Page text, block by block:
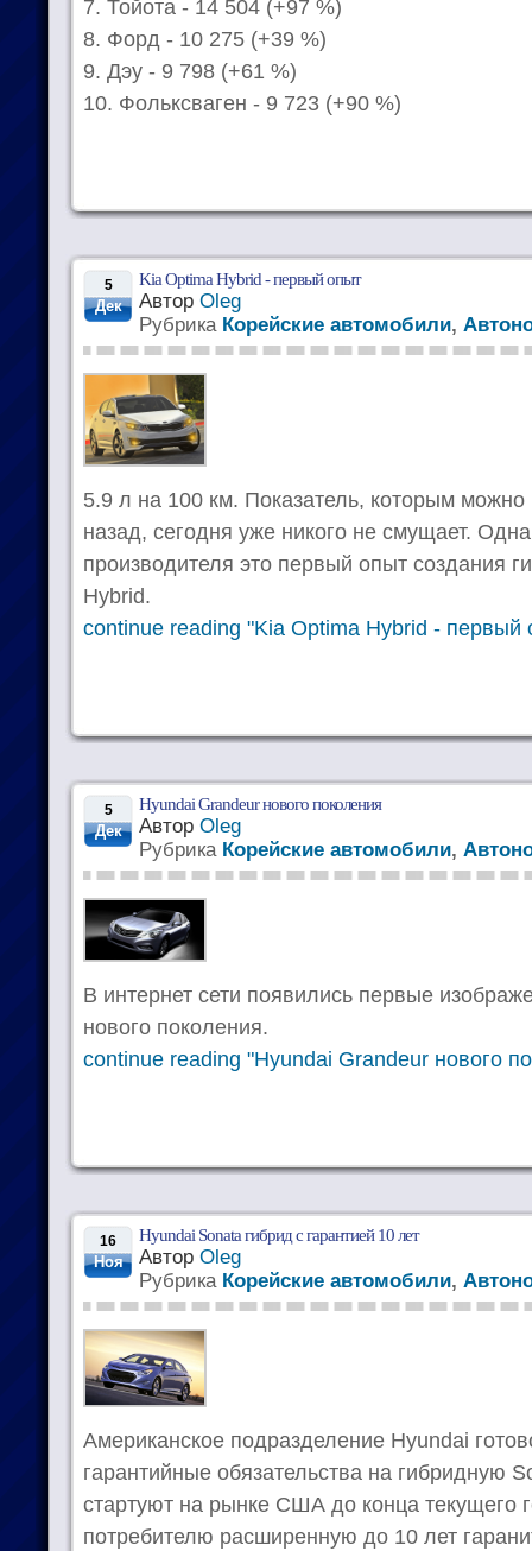
7. Тойота - 14 504 (+97 %)
8. Форд - 10 275 (+39 %)
9. Дэу - 9 798 (+61 %)
10. Фольксваген - 9 723 (+90 %)
5
Дек
Kia Optima Hybrid - первый опыт
Автор Oleg
Рубрика Корейские автомобили,
5.9 л на 100 км. Показатель, которым можно
назад, сегодня уже никого не смущает.
производителя это первый опыт создания
Hybrid.
continue reading "Kia Optima Hybrid - первый
5
Дек
Hyundai Grandeur нового поколения
Автор Oleg
Рубрика Корейские автомобили,
В интернет сети появились первые
нового поколения.
continue reading "Hyundai Grandeur нового
16
Ноя
Hyundai Sonata гибрид с гарантией 10 лет
Автор Oleg
Рубрика Корейские автомобили,
Американское подразделение Hyundai
гарантийные обязательства на гибридную
стартуют на рынке США до конца текущего
потребителю расширенную до 10 лет